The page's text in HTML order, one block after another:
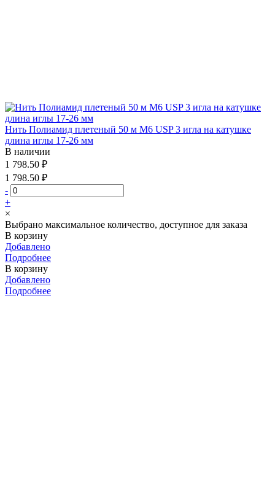
Нить Полиамид плетеный 50 м М6 USP 3 игла на катушке
длина иглы 17-26 мм
В наличии
1 798.50 ₽
1 798.50 ₽
-
+
×
Выбрано максимальное количество, доступное для заказа
В корзину
Добавлено
Подробнее
В корзину
Добавлено
Подробнее